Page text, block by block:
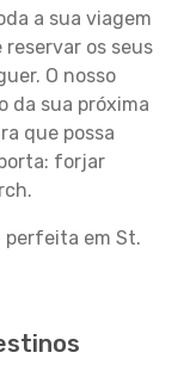
a sua viagem
os seus
O nosso
da sua próxima
que possa
forjar
perfeita em St.